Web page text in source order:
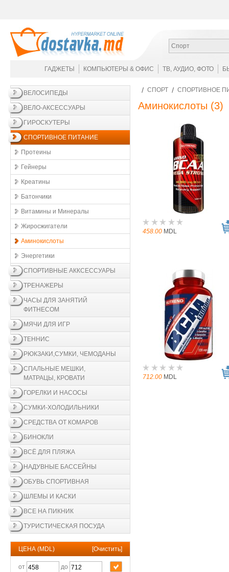
Спорт
ГАДЖЕТЫ КОМПЬЮТЕРЫ & ОФИС ТВ, АУДИО, ФОТО
ВЕЛОСИПЕДЫ
ВЕЛО-АКСЕССУАРЫ
ГИРОСКУТЕРЫ
СПОРТИВНОЕ ПИТАНИЕ
Протеины
Гейнеры
Креатины
Батончики
Витамины и Минералы
Жиросжигатели
Аминокислоты
Энергетики
СПОРТИВНЫЕ АККСЕССУАРЫ
ТРЕНАЖЕРЫ
ЧАСЫ ДЛЯ ЗАНЯТИЙ
ФИТНЕСОМ
МЯЧИ ДЛЯ ИГР
ТЕННИС
РЮКЗАКИ,СУМКИ, ЧЕМОДАНЫ
СПАЛЬНЫЕ МЕШКИ,
МАТРАЦЫ, КРОВАТИ
ГОРЕЛКИ И НАСОСЫ
СУМКИ-ХОЛОДИЛЬНИКИ
СРЕДСТВА ОТ КОМАРОВ
БИНОКЛИ
ВСЁ ДЛЯ ПЛЯЖА
НАДУВНЫЕ БАССЕЙНЫ
ОБУВЬ СПОРТИВНАЯ
ШЛЕМЫ И КАСКИ
ВСЕ НА ПИКНИК
ТУРИСТИЧЕСКАЯ ПОСУДА
ЦЕНА (MDL) [Очистить]
от до
СПОРТ СПОРТИВНОЕ
Аминокислоты (3)
458.00 MDL
712.00 MDL